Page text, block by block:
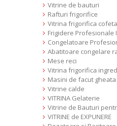
Vitrine de bauturi
Rafturi frigorifice
Vitrina frigorifica
Frigidere Profesionale
Congelatoare
Abatitoare congelare
Mese reci
Vitrina frigorifica
Masini de facut gheata
Vitrine calde
VITRINA Gelaterie
Vitrine de Bauturi
VITRINE de EXPUNERE